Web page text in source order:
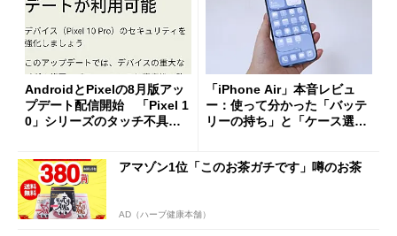
AndroidとPixelの8月版アッ
プデート配信開始 「Pixel 1
0」シリーズのタッチ不具合
「iPhone Air」本音レビュ
ー：使って分かった「バッテ
リーの持ち」と「ケース選
アマゾン1位「このお茶ガチです」噂のお茶
AD（ハーブ健康本舗）